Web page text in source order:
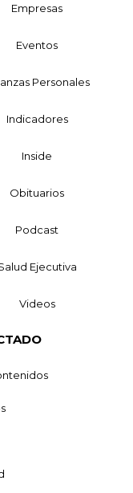
Empresas
Eventos
Personales
Indicadores
Inside
Obituarios
Podcast
Ejecutiva
Videos